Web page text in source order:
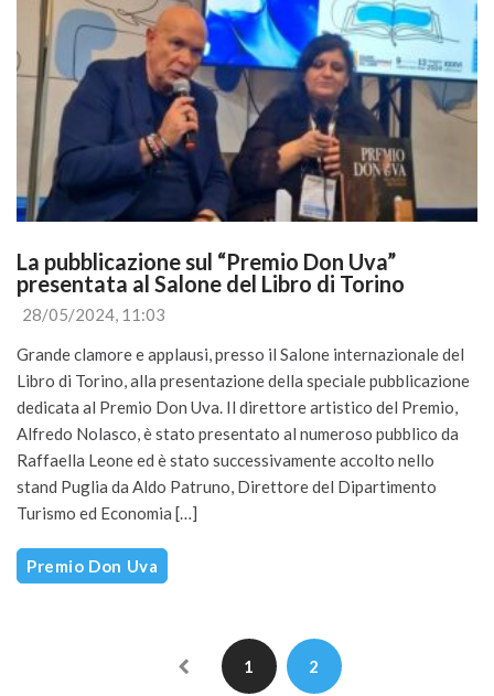
La pubblicazione sul “Premio Don Uva”
presentata al Salone del Libro di Torino
28/05/2024, 11:03
Grande clamore e applausi, presso il Salone internazionale del
Libro di Torino, alla presentazione della speciale pubblicazione
dedicata al Premio Don Uva. Il direttore artistico del Premio,
Alfredo Nolasco, è stato presentato al numeroso pubblico da
Raffaella Leone ed è stato successivamente accolto nello
stand Puglia da Aldo Patruno, Direttore del Dipartimento
Turismo ed Economia […]
Premio Don Uva
1 2